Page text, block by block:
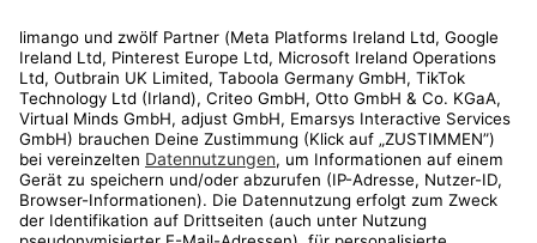
Kundenservice
Shop
Aktionen
Travel